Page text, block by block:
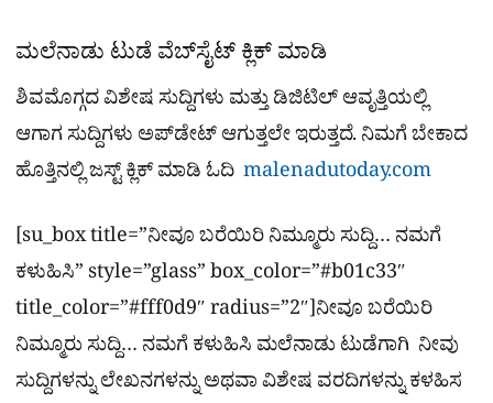
ಮಲೆನಾಡು ಟುಡೆ ವೆಬ್​ಸೈಟ್​ ಕ್ಲಿಕ್ ಮಾಡಿ
ಶಿವಮೊಗ್ಗದ ವಿಶೇಷ ಸುದ್ದಿಗಳು ಮತ್ತು ಡಿಜಿಟಿಲ್​ ಆವೃತ್ತಿಯಲ್ಲಿ
ಆಗಾಗ ಸುದ್ದಿಗಳು ಅಪ್​ಡೇಟ್ ಆಗುತ್ತಲೇ ಇರುತ್ತದೆ. ನಿಮಗೆ ಬೇಕಾದ
ಹೊತ್ತಿನಲ್ಲಿ ಜಸ್ಟ್ ಕ್ಲಿಕ್ ಮಾಡಿ ಓದಿ malenadutoday.com
[su_box title=”ನೀವೂ ಬರೆಯಿರಿ ನಿಮ್ಮೂರು ಸುದ್ದಿ… ನಮಗೆ
ಕಳುಹಿಸಿ” style=”glass” box_color=”#b01c33″
title_color=”#fff0d9″ radius=”2″]ನೀವೂ ಬರೆಯಿರಿ
ನಿಮ್ಮೂರು ಸುದ್ದಿ… ನಮಗೆ ಕಳುಹಿಸಿ ಮಲೆನಾಡು ಟುಡೆಗಾಗಿ ನೀವು
ಸುದ್ದಿಗಳನ್ನು ಲೇಖನಗಳನ್ನು ಅಥವಾ ವಿಶೇಷ ವರದಿಗಳನ್ನು ಕಳಹಿಸ